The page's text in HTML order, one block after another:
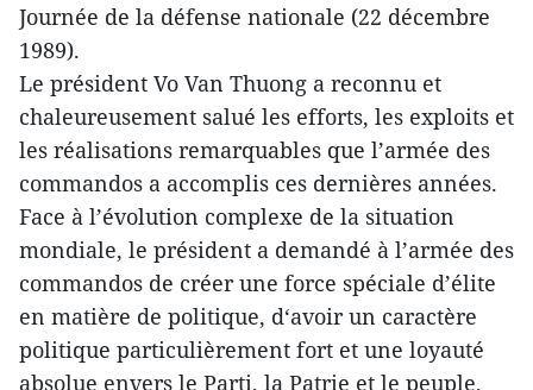
Journée de la défense nationale (22 décembre
1989).
Le président Vo Van Thuong a reconnu et
chaleureusement salué les efforts, les exploits et
les réalisations remarquables que l’armée des
commandos a accomplis ces dernières années.
Face à l’évolution complexe de la situation
mondiale, le président a demandé à l’armée des
commandos de créer une force spéciale d’élite
en matière de politique, d‘avoir un caractère
politique particulièrement fort et une loyauté
absolue envers le Parti, la Patrie et le peuple,